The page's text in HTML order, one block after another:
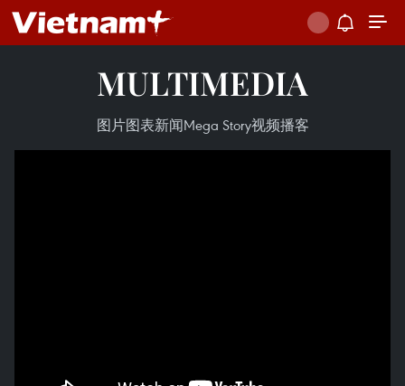
MULTIMEDIA
图片图表新闻Mega Story视频播客